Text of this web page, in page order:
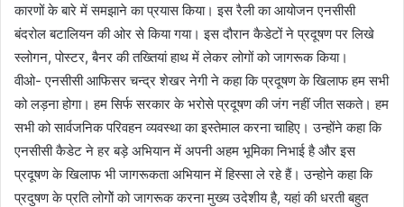
कारणों के बारे में समझाने का प्रयास किया। इस रैली का आयोजन एनसीसी
बंदरोल बटालियन की ओर से किया गया। इस दौरान कैडेटों ने प्रदूषण पर लिखे
स्लोगन, पोस्टर, बैनर की तख्तियां हाथ में लेकर लोगों को जागरूक किया।
वीओ- एनसीसी आफिसर चन्द्र शेखर नेगी ने कहा कि प्रदूषण के खिलाफ हम सभी
को लड़ना होगा। हम सिर्फ सरकार के भरोसे प्रदूषण की जंग नहीं जीत सकते। हम
सभी को सार्वजनिक परिवहन व्यवस्था का इस्तेमाल करना चाहिए। उन्होंने कहा कि
एनसीसी कैडेट ने हर बड़े अभियान में अपनी अहम भूमिका निभाई है और इस
प्रदूषण के खिलाफ भी जागरूकता अभियान में हिस्सा ले रहे हैं। उन्होने कहा कि
प्रदुषण के प्रति लोगोें को जागरूक करना मुख्य उदेशीय है, यहां की धरती बहुत